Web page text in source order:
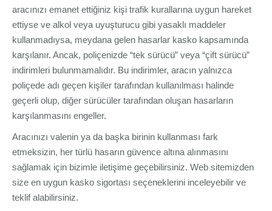
aracınızı emanet ettiğiniz kişi trafik kurallarına uygun hareket
ettiyse ve alkol veya uyuşturucu gibi yasaklı maddeler
kullanmadıysa, meydana gelen hasarlar kasko kapsamında
karşılanır. Ancak, poliçenizde “tek sürücü” veya “çift sürücü”
indirimleri bulunmamalıdır. Bu indirimler, aracın yalnızca
poliçede adı geçen kişiler tarafından kullanılması halinde
geçerli olup, diğer sürücüler tarafından oluşan hasarların
karşılanmasını engeller.
Aracınızı valenin ya da başka birinin kullanması fark
etmeksizin, her türlü hasarın güvence altına alınmasını
sağlamak için bizimle iletişime geçebilirsiniz. Web sitemizden
size en uygun kasko sigortası seçeneklerini inceleyebilir ve
teklif alabilirsiniz.